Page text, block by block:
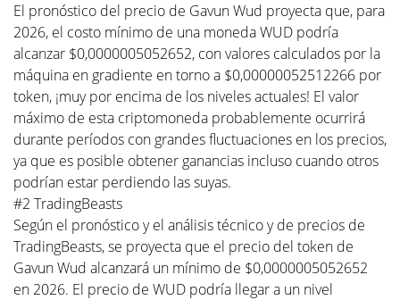
El pronóstico del precio de Gavun Wud proyecta que, para
2026, el costo mínimo de una moneda WUD podría
alcanzar $0,0000005052652, con valores calculados por la
máquina en gradiente en torno a $0,00000052512266 por
token, ¡muy por encima de los niveles actuales! El valor
máximo de esta criptomoneda probablemente ocurrirá
durante períodos con grandes fluctuaciones en los precios,
ya que es posible obtener ganancias incluso cuando otros
podrían estar perdiendo las suyas.
#2 TradingBeasts
Según el pronóstico y el análisis técnico y de precios de
TradingBeasts, se proyecta que el precio del token de
Gavun Wud alcanzará un mínimo de $0,0000005052652
en 2026. El precio de WUD podría llegar a un nivel